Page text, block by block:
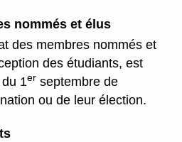
nommés et élus
des membres nommés et
des étudiants, est
1er septembre de
ou de leur élection.